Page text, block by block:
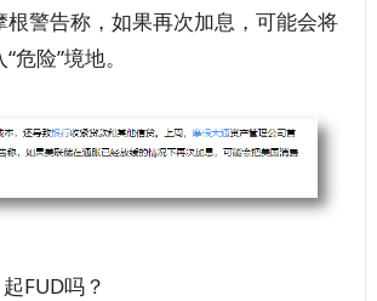
根警告称，如果再次加息，可能会将
危险”境地。
FUD吗？